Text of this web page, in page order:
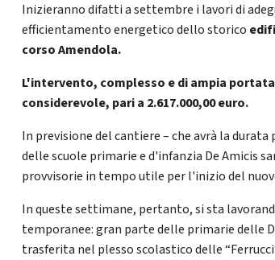
Inizieranno difatti a settembre i lavori di
efficientamento energetico dello storico
corso Amendola.
L'intervento, complesso e di ampia
considerevole, pari a 2.617.000,00 euro.
In previsione del cantiere – che avrà la durata
delle scuole primarie e d'infanzia De Amicis
provvisorie in tempo utile per l'inizio del
In queste settimane, pertanto, si sta
temporanee: gran parte delle primarie delle
trasferita nel plesso scolastico delle